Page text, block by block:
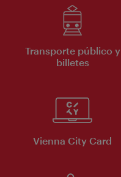
Transporte público y
billetes
Vienna City Card